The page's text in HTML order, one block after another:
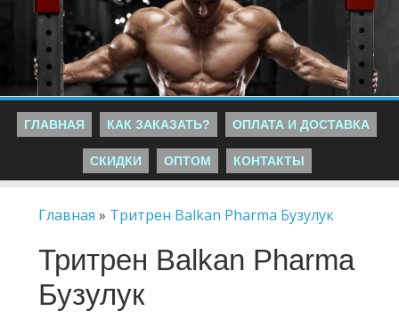
ГЛАВНАЯ КАК ЗАКАЗАТЬ? ОПЛАТА И ДОСТАВКА
СКИДКИ ОПТОМ КОНТАКТЫ
Главная » Тритрен Balkan Pharma Бузулук
Тритрен Balkan Pharma
Бузулук